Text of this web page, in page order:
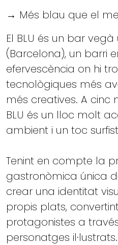
→ Més blau que el
El BLU és un bar
(Barcelona), un barri
efervescència on hi
tecnològiques més
més creatives. A cinc
BLU és un lloc molt
ambient i un toc
Tenint en compte la
gastronòmica única
crear una identitat
propis plats,
protagonistes a
personatges il·lustrats.